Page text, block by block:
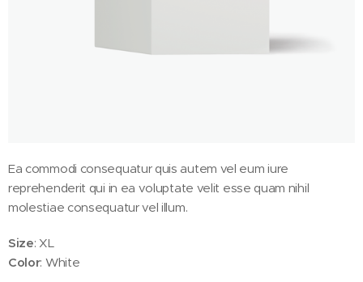
Ea commodi consequatur quis autem vel eum iure
reprehenderit qui in ea voluptate velit esse quam nihil
molestiae consequatur vel illum.
Size: XL
Color: White